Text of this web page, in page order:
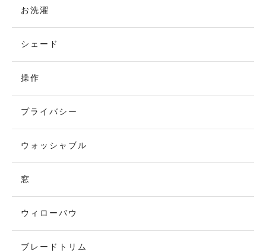
お洗濯
シェード
操作
プライバシー
ウォッシャブル
窓
ウィローバウ
ブレードトリム